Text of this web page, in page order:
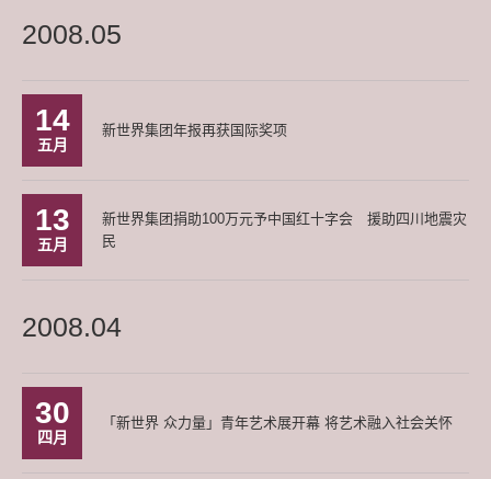
2008.05
14
五月
新世界集团年报再获国际奖项
13
五月
新世界集团捐助100万元予中国红十字会 援助四川地震灾
民
2008.04
30
四月
「新世界 众力量」青年艺术展开幕 将艺术融入社会关怀